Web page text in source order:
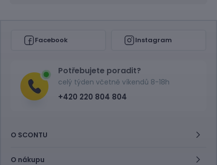
Facebook Instagram
Potřebujete poradit?
celý týden včetně víkendů 8-18h
+420 220 804 804
O SCONTU
O nákupu